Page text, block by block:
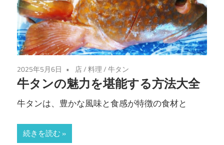
2025年5月6日 店/料理/牛タン
牛タンの魅力を堪能する方法大全
牛タンは、豊かな風味と食感が特徴の食材と
続きを読む